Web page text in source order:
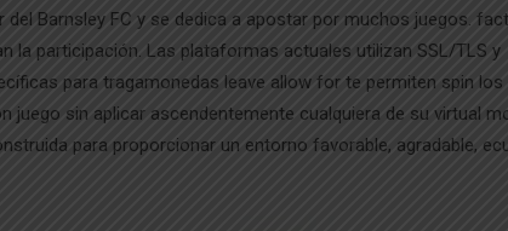
Barnsley FC y se dedica a apostar por muchos juegos.
la participación. Las plataformas actuales utilizan SSL/TLS y
para tragamonedas leave allow for te permiten spin los
juego sin aplicar ascendentemente cualquiera de su virtual
para proporcionar un entorno favorable, agradable,